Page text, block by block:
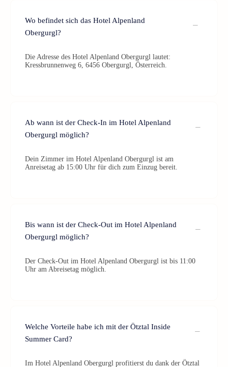
Wo befindet sich das Hotel Alpenland
Obergurgl?
Die Adresse des Hotel Alpenland Obergurgl lautet:
Kressbrunnenweg 6, 6456 Obergurgl, Österreich.
Ab wann ist der Check-In im Hotel Alpenland
Obergurgl möglich?
Dein Zimmer im Hotel Alpenland Obergurgl ist am
Anreisetag ab 15:00 Uhr für dich zum Einzug bereit.
Bis wann ist der Check-Out im Hotel Alpenland
Obergurgl möglich?
Der Check-Out im Hotel Alpenland Obergurgl ist bis 11:00
Uhr am Abreisetag möglich.
Welche Vorteile habe ich mit der Ötztal Inside
Summer Card?
Im Hotel Alpenland Obergurgl profitierst du dank der Ötztal